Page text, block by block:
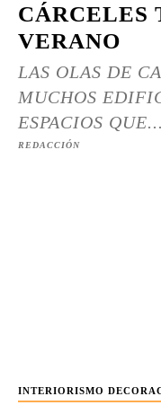
CÁRCELES
VERANO
LAS OLAS DE
MUCHOS
ESPACIOS QUE...
REDACCIÓN
INTERIORISMO